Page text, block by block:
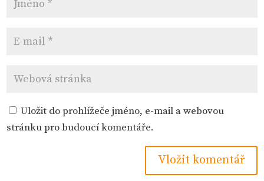
Uložit do prohlížeče jméno, e-mail a webovou
stránku pro budoucí komentáře.